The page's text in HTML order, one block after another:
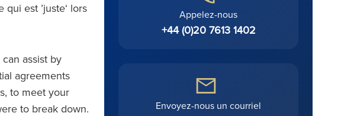
est ’juste‘ lors
assist by
agreements
to meet your
to break down.
Appelez-nous
+44 (0)20 7613 1402
Envoyez-nous un courriel